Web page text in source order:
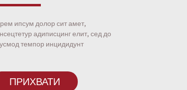
ипсум долор сит амет,
адиписцинг елит, сед до
темпор инцидидунт
ПРИХВАТИ